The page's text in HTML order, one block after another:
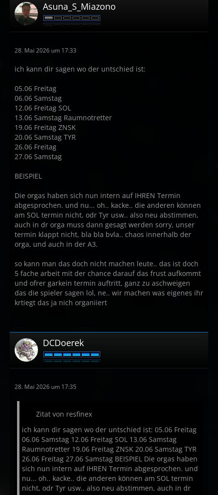
Asuna_S_Miazono
28. Mai 2026 um 17:33
ich kann dir sagen wo der untschied ist:
05.06 Freitag
06.06 Samstag
12.06 Freitag SOL
13.06 Samstag Raumnotretter
19.06 Freitag ZNSK
20.06 Samstag TYR
26.06 Freitag
27.06 Samstag
BEISPIEL
Die orgas haben sich nun intern auf IHREN Termin
abgesprochen. und nu... oh.. kacke.. die anderen können
am SOL termin nicht, odr Tyr usw.. also neu abstimmen,
auch in dr orga muss dann gesagt werden sorry, unser
termin klappt nicht, bla bla bvla.. chaos innerhalb der
orga, und auch in der A3.
so kann man das doch nicht machen leute.. das ist doch
5 fache arbeit mit der chance darauf das frust aufkommt
und ofrer garkein termin auftritt, ganz zu aschweigen
das die spieler sagen lol, ne.. wir machen was eigenes ihr
krtiegt das ja nich organiiert
DCDoerek
28. Mai 2026 um 17:35
Zitat von resfinex
ich kann dir sagen wo der untschied ist: 05.06 Freitag
06.06 Samstag 12.06 Freitag SOL 13.06 Samstag
Raumnotretter 19.06 Freitag ZNSK 20.06 Samstag TYR
26.06 Freitag 27.06 Samstag BEISPIEL Die orgas haben
sich nun intern auf IHREN Termin abgesprochen. und
nu... oh.. kacke.. die anderen können am SOL termin
nicht, odr Tyr usw.. also neu abstimmen, auch in dr